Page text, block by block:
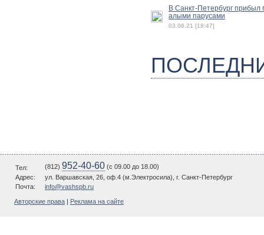
В Санкт-Петербург прибыл
алыми парусами
03.06.21 [18:47]
Тел: (812) 952-40-60 (c 09.00 до 18.00)
Адрес:
ул. Варшавская, 26, оф.4 (м.Электросила), г. Санкт-Петербург
Почта:
info@vashspb.ru
Авторские права Реклама на сайте